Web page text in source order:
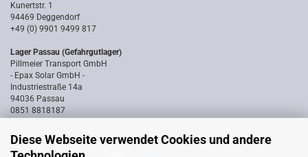
Diese Webseite verwendet Cookies und andere
Kunertstr. 1
94469 Deggendorf
+49 (0) 9901 9499 817
Lager Passau (Gefahrgutlager)
Pillmeier Transport GmbH
- Epax Solar GmbH -
Industriestraße 14a
94036 Passau
0851 8818187